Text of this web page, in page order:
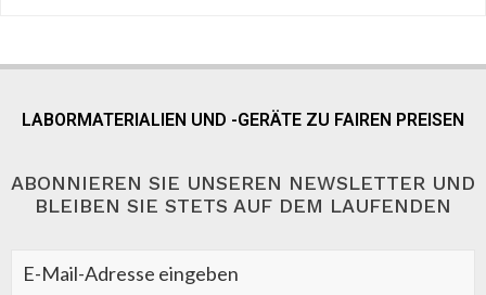
LABORMATERIALIEN UND -GERÄTE ZU FAIREN PREISEN
ABONNIEREN SIE UNSEREN NEWSLETTER UND
BLEIBEN SIE STETS AUF DEM LAUFENDEN